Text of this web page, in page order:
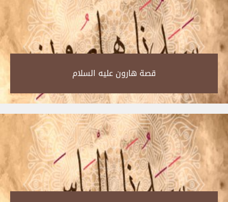
قصة هارون عليه السلام‎